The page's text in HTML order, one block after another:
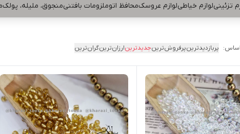
تزئینیلوازم خیاطیلوازم عروسکمحافظ اتوملزومات بافتنیمنجوق، ملیله، پولک
پربازدیدترینپرفروش‌ترینجدیدترینارزان‌ترینگران‌ترین